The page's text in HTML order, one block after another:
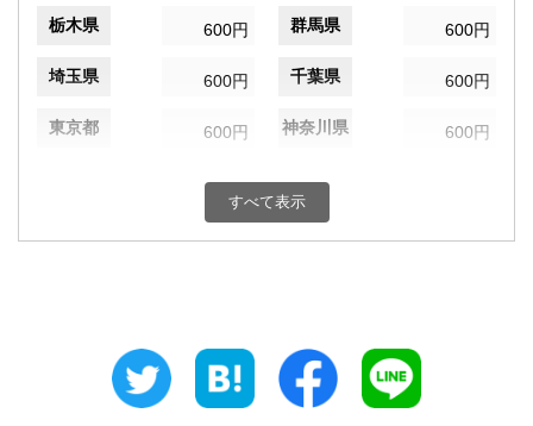
栃木県 600円 群馬県 600円
埼玉県 600円 千葉県 600円
東京都 600円 神奈川県 600円
600円 富山県
600円 三重県
すべて表示